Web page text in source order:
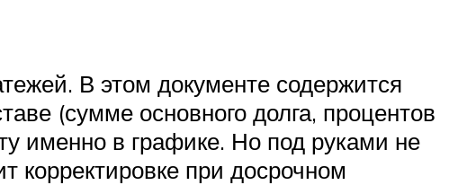
В этом документе содержится
(сумме основного долга, процентов
именно в графике. Но под руками не
корректировке при досрочном